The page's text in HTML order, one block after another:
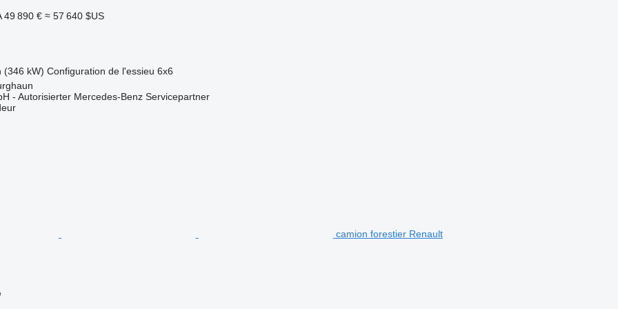
49 890 € ≈ 57 640 $US
(346 kW) Configuration de l'essieu 6x6
- Autorisierter Mercedes-Benz Servicepartner
camion forestier Renault